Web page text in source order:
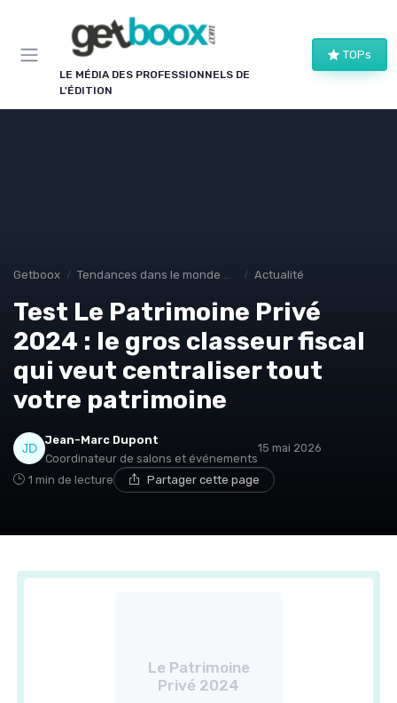
LE MÉDIA DES PROFESSIONNELS DE
L'ÉDITION
TOPs
Getboox Tendances dans le monde du livre Actualité
Test Le Patrimoine Privé
2024 : le gros classeur fiscal
qui veut centraliser tout
votre patrimoine
Jean-Marc Dupont
Coordinateur de salons et événements
15 mai 2026
1 min de lecture Partager cette page
Le Patrimoine
Privé 2024